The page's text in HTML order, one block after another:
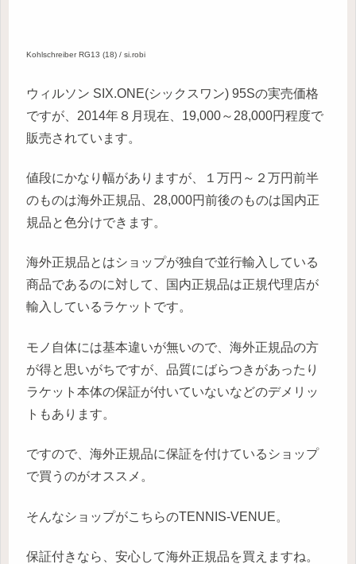
Kohlschreiber RG13 (18) / si.robi
ウィルソン SIX.ONE(シックスワン) 95Sの実売価格
ですが、2014年８月現在、19,000～28,000円程度で
販売されています。
値段にかなり幅がありますが、１万円～２万円前半
のものは海外正規品、28,000円前後のものは国内正
規品と色分けできます。
海外正規品とはショップが独自で並行輸入している
商品であるのに対して、国内正規品は正規代理店が
輸入しているラケットです。
モノ自体には基本違いが無いので、海外正規品の方
が得と思いがちですが、品質にばらつきがあったり
ラケット本体の保証が付いていないなどのデメリッ
トもあります。
ですので、海外正規品に保証を付けているショップ
で買うのがオススメ。
そんなショップがこちらのTENNIS-VENUE。
保証付きなら、安心して海外正規品を買えますね。